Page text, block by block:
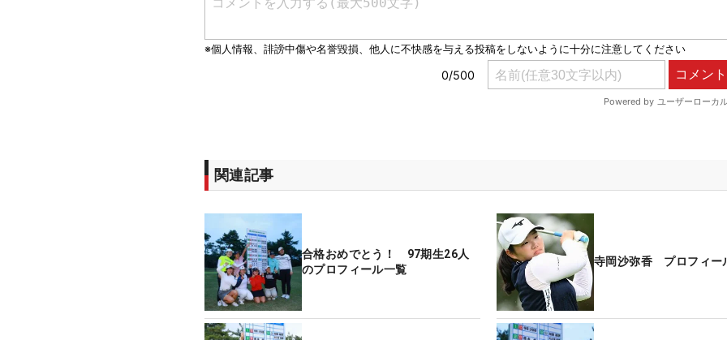
関連記事
合格おめでとう！ 97期生26人
のプロフィール一覧
寺岡沙弥香 プロフィー